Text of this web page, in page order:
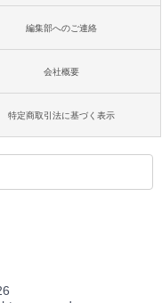
編集部へのご連絡
会社概要
特定商取引法に基づく表示